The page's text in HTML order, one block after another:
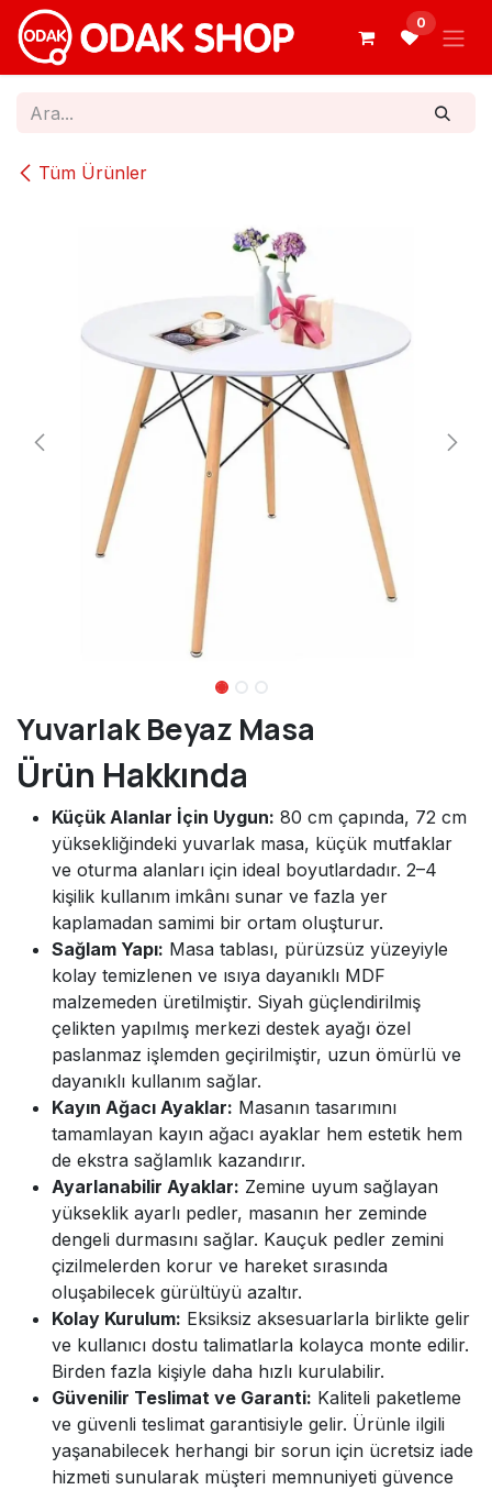
İçereği Atla
0
Tüm Ürünler
Yuvarlak Beyaz Masa
Ürün Hakkında
Küçük Alanlar İçin Uygun: 80 cm çapında, 72 cm
yüksekliğindeki yuvarlak masa, küçük mutfaklar
ve oturma alanları için ideal boyutlardadır. 2–4
kişilik kullanım imkânı sunar ve fazla yer
kaplamadan samimi bir ortam oluşturur.
Sağlam Yapı: Masa tablası, pürüzsüz yüzeyiyle
kolay temizlenen ve ısıya dayanıklı MDF
malzemeden üretilmiştir. Siyah güçlendirilmiş
çelikten yapılmış merkezi destek ayağı özel
paslanmaz işlemden geçirilmiştir, uzun ömürlü ve
dayanıklı kullanım sağlar.
Kayın Ağacı Ayaklar: Masanın tasarımını
tamamlayan kayın ağacı ayaklar hem estetik hem
de ekstra sağlamlık kazandırır.
Ayarlanabilir Ayaklar: Zemine uyum sağlayan
yükseklik ayarlı pedler, masanın her zeminde
dengeli durmasını sağlar. Kauçuk pedler zemini
çizilmelerden korur ve hareket sırasında
oluşabilecek gürültüyü azaltır.
Kolay Kurulum: Eksiksiz aksesuarlarla birlikte gelir
ve kullanıcı dostu talimatlarla kolayca monte edilir.
Birden fazla kişiyle daha hızlı kurulabilir.
Güvenilir Teslimat ve Garanti: Kaliteli paketleme
ve güvenli teslimat garantisiyle gelir. Ürünle ilgili
yaşanabilecek herhangi bir sorun için ücretsiz iade
hizmeti sunularak müşteri memnuniyeti güvence